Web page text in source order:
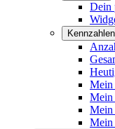
Dein
Kennzahlen
Mein
Mein
Mein
Mein